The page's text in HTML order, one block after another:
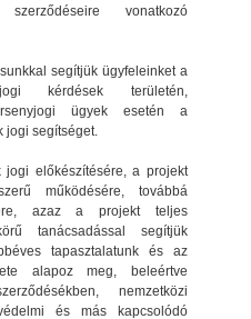
vonatkozó
segítjük ügyfeleinket a
kérdések területén,
ügyek esetén a
jogi segítséget.
jogi előkészítésére, a projekt
működésére, továbbá
azaz a projekt teljes
tanácsadással segítjük
tapasztalatunk és az
alapoz meg, beleértve
nemzetközi
és más kapcsolódó